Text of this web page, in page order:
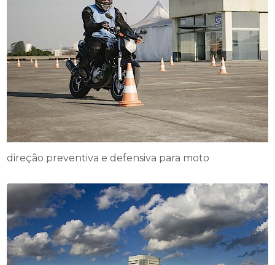
direção preventiva e defensiva para moto